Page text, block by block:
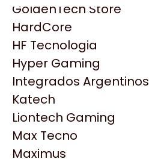
HP
HyperX
INNO3D
Intel
Kingston
Lenovo
Logitech
MSI
GoldenTech Store
HardCore
HF Tecnologia
Hyper Gaming
Integrados Argentinos
Katech
Liontech Gaming
Max Tecno
Maximus